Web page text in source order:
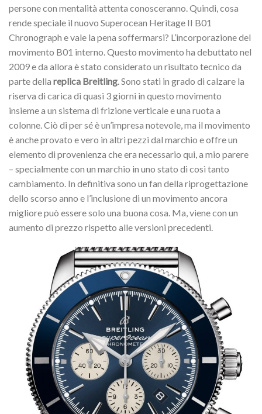
persone con mentalità attenta conosceranno. Quindi, cosa
rende speciale il nuovo Superocean Heritage II B01
Chronograph e vale la pena soffermarsi? L’incorporazione del
movimento B01 interno. Questo movimento ha debuttato nel
2009 e da allora è stato considerato un risultato tecnico da
parte della replica Breitling . Sono stati in grado di calzare la
riserva di carica di quasi 3 giorni in questo movimento
insieme a un sistema di frizione verticale e una ruota a
colonne. Ciò di per sé è un’impresa notevole, ma il movimento
è anche provato e vero in altri pezzi dal marchio e offre un
elemento di provenienza che era necessario qui, a mio parere
– specialmente con un marchio in uno stato di così tanto
cambiamento. In definitiva sono un fan della riprogettazione
dello scorso anno e l’inclusione di un movimento ancora
migliore può essere solo una buona cosa. Ma, viene con un
aumento di prezzo rispetto alle versioni precedenti.